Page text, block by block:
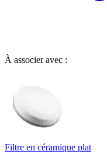
À associer avec :
Filtre en céramique plat